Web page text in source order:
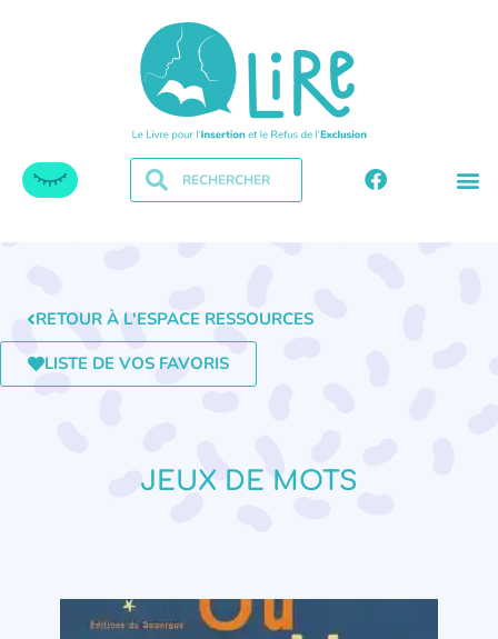
RETOUR À L'ESPACE RESSOURCES
LISTE DE VOS FAVORIS
JEUX DE MOTS